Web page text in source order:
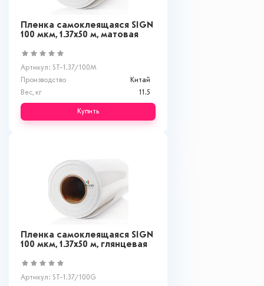
Пленка самоклеящаяся SIGN
100 мкм, 1.37x50 м, матовая
Артикул: ST-1.37/100M
Производство
Китай
Вес, кг
11.5
Купить
Пленка самоклеящаяся SIGN
100 мкм, 1.37x50 м, глянцевая
Артикул: ST-1.37/100G